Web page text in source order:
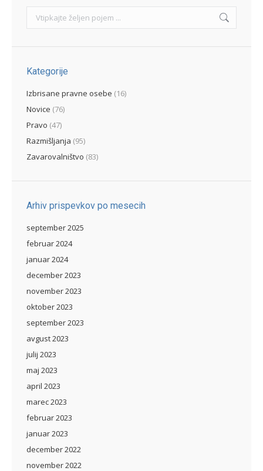
Search:
Kategorije
Izbrisane pravne osebe (16)
Novice (76)
Pravo (47)
Razmišljanja (95)
Zavarovalništvo (83)
Arhiv prispevkov po mesecih
september 2025
februar 2024
januar 2024
december 2023
november 2023
oktober 2023
september 2023
avgust 2023
julij 2023
maj 2023
april 2023
marec 2023
februar 2023
januar 2023
december 2022
november 2022